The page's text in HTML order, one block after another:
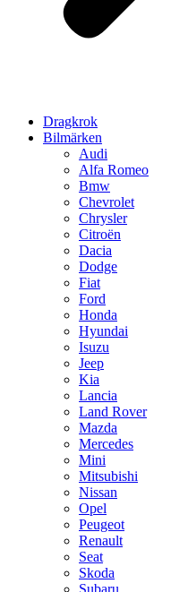
Dragkrok
Bilmärken
Audi
Alfa Romeo
Bmw
Chevrolet
Chrysler
Citroën
Dacia
Dodge
Fiat
Ford
Honda
Hyundai
Isuzu
Jeep
Kia
Lancia
Land Rover
Mazda
Mercedes
Mini
Mitsubishi
Nissan
Opel
Peugeot
Renault
Seat
Skoda
Subaru